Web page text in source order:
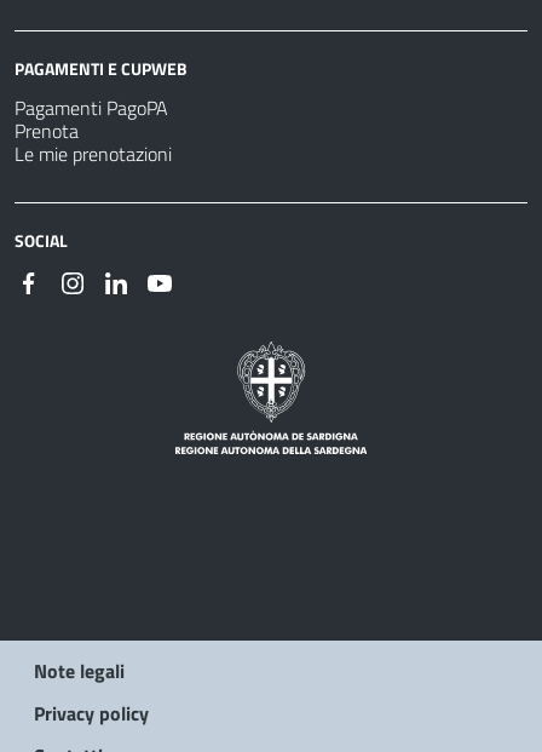
PAGAMENTI E CUPWEB
Pagamenti PagoPA
Prenota
Le mie prenotazioni
SOCIAL
Note legali
Privacy policy